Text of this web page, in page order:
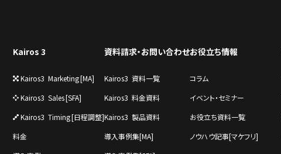
Kairos 3
Kairos3 Marketing [MA]
Kairos3 Sales [SFA]
Kairos3 Timing [⽇程調整]
料金
資料請求・お問い合わせ
Kairos3 資料一覧
Kairos3 料金資料
Kairos3 製品資料
導入事例集[MA]
お役立ち情報
コラム
イベント・セミナー
お役立ち資料一覧
ノウハウ記事[マケフリ]